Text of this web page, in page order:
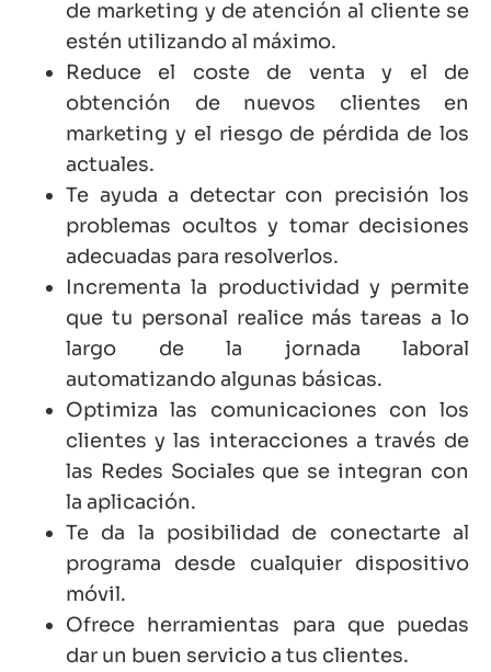
de marketing y de atención al cliente se
estén utilizando al máximo.
Reduce el coste de venta y el de
obtención de nuevos clientes en
marketing y el riesgo de pérdida de los
actuales.
Te ayuda a detectar con precisión los
problemas ocultos y tomar decisiones
adecuadas para resolverlos.
Incrementa la productividad y permite
que tu personal realice más tareas a lo
largo de la jornada laboral
automatizando algunas básicas.
Optimiza las comunicaciones con los
clientes y las interacciones a través de
las Redes Sociales que se integran con
la aplicación.
Te da la posibilidad de conectarte al
programa desde cualquier dispositivo
móvil.
Ofrece herramientas para que puedas
dar un buen servicio a tus clientes.